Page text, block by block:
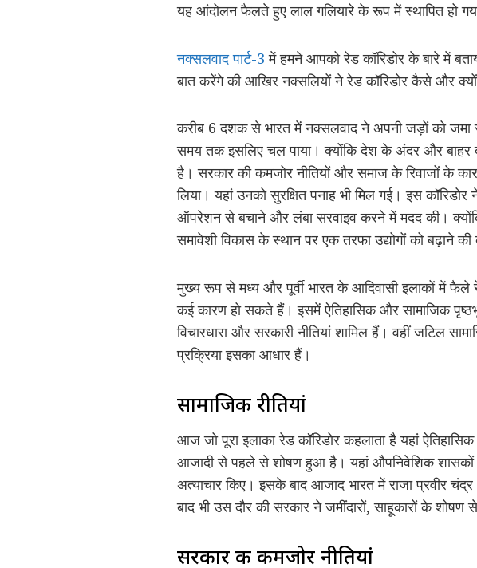
यह आंदोलन फैलते हुए लाल गलियारे के रूप में स्थापित हो
नक्सलवाद पार्ट-3 में हमने आपको रेड कॉरिडोर के बारे में
बात करेंगे की आखिर नक्सलियों ने रेड कॉरिडोर कैसे और
करीब 6 दशक से भारत में नक्सलवाद ने अपनी जड़ों को
समय तक इसलिए चल पाया। क्योंकि देश के अंदर और बाहर
है। सरकार की कमजोर नीतियों और समाज के रिवाजों के
लिया। यहां उनको सुरक्षित पनाह भी मिल गई। इस कॉरिडोर
ऑपरेशन से बचाने और लंबा सरवाइव करने में मदद की।
समावेशी विकास के स्थान पर एक तरफा उद्योगों को बढ़ाने
मुख्य रूप से मध्य और पूर्वी भारत के आदिवासी इलाकों में फैले
कई कारण हो सकते हैं। इसमें ऐतिहासिक और सामाजिक
विचारधारा और सरकारी नीतियां शामिल हैं। वहीं जटिल
प्रक्रिया इसका आधार हैं।
सामाजिक रीतियां
आज जो पूरा इलाका रेड कॉरिडोर कहलाता है यहां
आजादी से पहले से शोषण हुआ है। यहां औपनिवेशिक शासकों
अत्याचार किए। इसके बाद आजाद भारत में राजा प्रवीर
बाद भी उस दौर की सरकार ने जमींदारों, साहूकारों के शोषण
सरकार की कमजोर नीतियां